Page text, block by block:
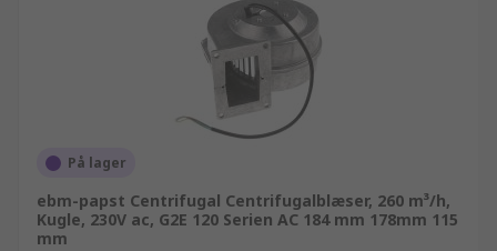
På lager
ebm-papst Centrifugal Centrifugalblæser, 260 m³/h,
Kugle, 230V ac, G2E 120 Serien AC 184 mm 178mm 115
mm